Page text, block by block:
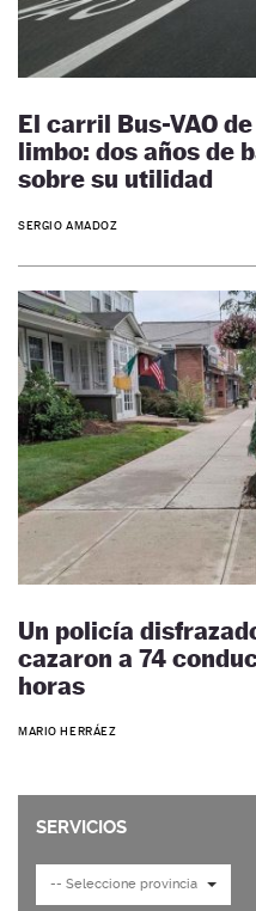
El carril Bus-VAO
limbo: dos años de
sobre su utilidad
SERGIO AMADOZ
Un policía
cazaron a 74
horas
MARIO HERRÁEZ